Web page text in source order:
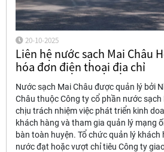
20-10-2025
Liên hệ nước sạch Mai Châu
hóa đơn điện thoại địa chỉ
Nước sạch Mai Châu được quản lý bởi
Châu thuộc Công ty cổ phần nước
chịu trách nhiệm việc phát triển kinh
khách hàng và tham gia quản lý mạng
bàn toàn huyện. Tổ chức quản lý
nước đạt hoặc vượt chỉ tiêu Công ty